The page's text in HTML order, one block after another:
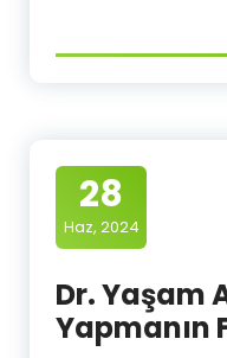
28
Haz, 2024
Dr. Yaşam
Yapmanın